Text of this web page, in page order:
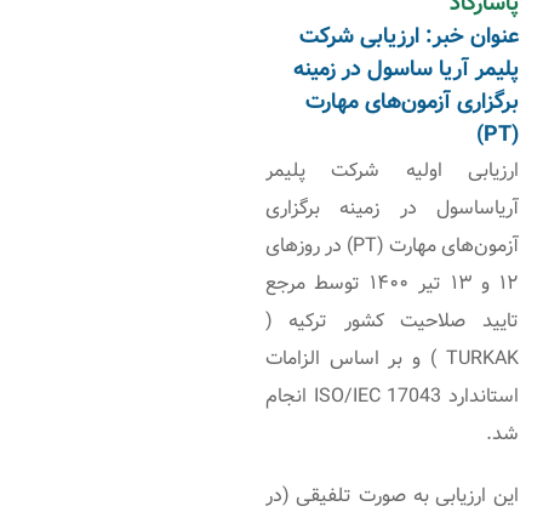
عنوان خبر: ارزیابی شرکت
پلیمر آریا ساسول در زمینه
برگزاری آزمون‌های مهارت
(PT)
ارزیابی اولیه شرکت پلیمر
آریاساسول در زمینه برگزاری
آزمون‌های مهارت (PT) در روزهای
۱۲ و ۱۳ تیر ۱۴۰۰ توسط مرجع
تایید صلاحیت کشور ترکیه (
TURKAK ) و بر اساس الزامات
استاندارد ISO/IEC 17043 انجام
شد.
این ارزیابی به صورت تلفیقی (در